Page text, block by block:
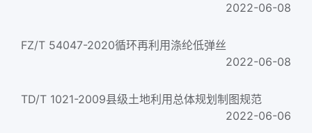
2022-06-08
FZ/T 54047-2020循环再利用涤纶低弹丝
2022-06-08
TD/T 1021-2009县级土地利用总体规划制图规范
2022-06-06